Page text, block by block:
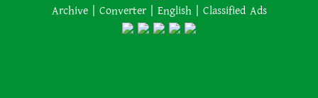
ইরানের বিরুদ্ধে হামলা স্থগিত ট্রাম্পের,
Archive | Converter | English | Classified Ads